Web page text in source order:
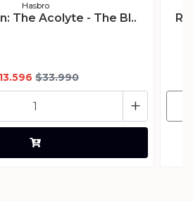
Hasbro
The Acolyte - The Bl..
$33.990
+